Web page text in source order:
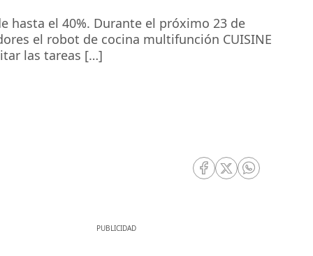
hasta el 40%. Durante el próximo 23 de
el robot de cocina multifunción CUISINE
las tareas […]
RRSS Facebook
RRSS Twitter
RRSS